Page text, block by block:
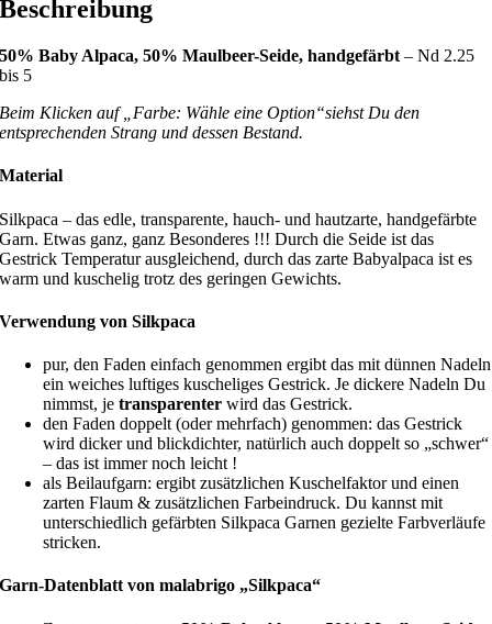
Beschreibung
50% Baby Alpaca, 50% Maulbeer-Seide, handgefärbt– Nd 2.25
bis 5
Beim Klicken auf „Farbe: Wähle eine Option“siehst Du den
entsprechenden Strang und dessen Bestand.
Material
Silkpaca – das edle, transparente, hauch- und hautzarte, handgefärbte
Garn. Etwas ganz, ganz Besonderes !!! Durch die Seide ist das
Gestrick Temperatur ausgleichend, durch das zarte Babyalpaca ist es
warm und kuschelig trotz des geringen Gewichts.
Verwendung von Silkpaca
pur, den Faden einfach genommen ergibt das mit dünnen Nadeln
ein weiches luftiges kuscheliges Gestrick. Je dickere Nadeln Du
nimmst, jetransparenter wird das Gestrick.
den Faden doppelt (oder mehrfach) genommen: das Gestrick
wird dicker und blickdichter, natürlich auch doppelt so „schwer“
– das ist immer noch leicht !
als Beilaufgarn: ergibt zusätzlichen Kuschelfaktor und einen
zarten Flaum & zusätzlichen Farbeindruck. Du kannst mit
unterschiedlich gefärbten Silkpaca Garnen gezielte Farbverläufe
stricken.
Garn-Datenblatt vonmalabrigo „Silkpaca“